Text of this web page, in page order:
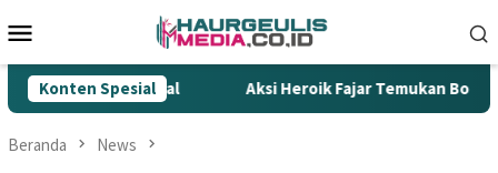
ke
Mobile
Konten Spesial
Rokok Ilegal Aksi Heroik Fajar Temukan Bocah
Beranda News